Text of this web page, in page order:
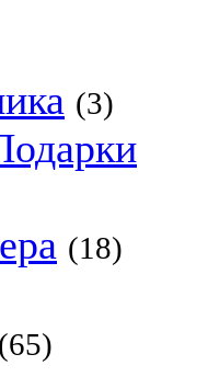
(3)
(18)
(65)